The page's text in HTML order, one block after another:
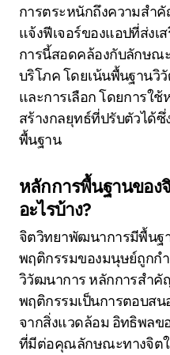
การตระหนักถึงความสำ
แจ้งฟีเจอร์ของแอปที่ส่งเ
การนี้สอดคล้องกับลักษณ
บริโภค โดยเน้นพื้นฐานวิ
และการเลือก โดยการใ
สร้างกลยุทธ์ที่ปรับตัวได้
พื้นฐาน
หลักการพื้นฐานขอ
อะไรบ้าง?
จิตวิทยาพัฒนาการมีพื้นฐ
พฤติกรรมของมนุษย์ถูกก
วิวัฒนาการ หลักการสำ
พฤติกรรมเป็นการตอบส
จากสิ่งแวดล้อม อิทธิพลข
ที่มีต่อคุณลักษณะทางจิต